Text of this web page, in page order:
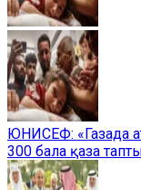
ЮНИСЕФ: «Газада
300 бала қаза